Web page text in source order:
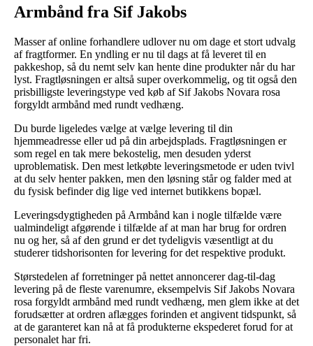
Armbånd fra Sif Jakobs
Masser af online forhandlere udlover nu om dage et stort udvalg
af fragtformer. En yndling er nu til dags at få leveret til en
pakkeshop, så du nemt selv kan hente dine produkter når du har
lyst. Fragtløsningen er altså super overkommelig, og tit også den
prisbilligste leveringstype ved køb af Sif Jakobs Novara rosa
forgyldt armbånd med rundt vedhæng.
Du burde ligeledes vælge at vælge levering til din
hjemmeadresse eller ud på din arbejdsplads. Fragtløsningen er
som regel en tak mere bekostelig, men desuden yderst
uproblematisk. Den mest letkøbte leveringsmetode er uden tvivl
at du selv henter pakken, men den løsning står og falder med at
du fysisk befinder dig lige ved internet butikkens bopæl.
Leveringsdygtigheden på Armbånd kan i nogle tilfælde være
ualmindeligt afgørende i tilfælde af at man har brug for ordren
nu og her, så af den grund er det tydeligvis væsentligt at du
studerer tidshorisonten for levering for det respektive produkt.
Størstedelen af forretninger på nettet annoncerer dag-til-dag
levering på de fleste varenumre, eksempelvis Sif Jakobs Novara
rosa forgyldt armbånd med rundt vedhæng, men glem ikke at det
forudsætter at ordren aflægges forinden et angivent tidspunkt, så
at de garanteret kan nå at få produkterne ekspederet forud for at
personalet har fri.